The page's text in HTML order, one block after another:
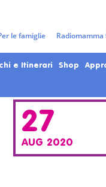
le famiglie Radiomamma
e Itinerari Shop
27
AUG 2020